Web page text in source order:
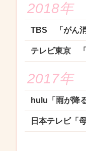
2018年
TBS 「がん消
テレビ東京 「
2017年
hulu「雨が降
日本テレビ「